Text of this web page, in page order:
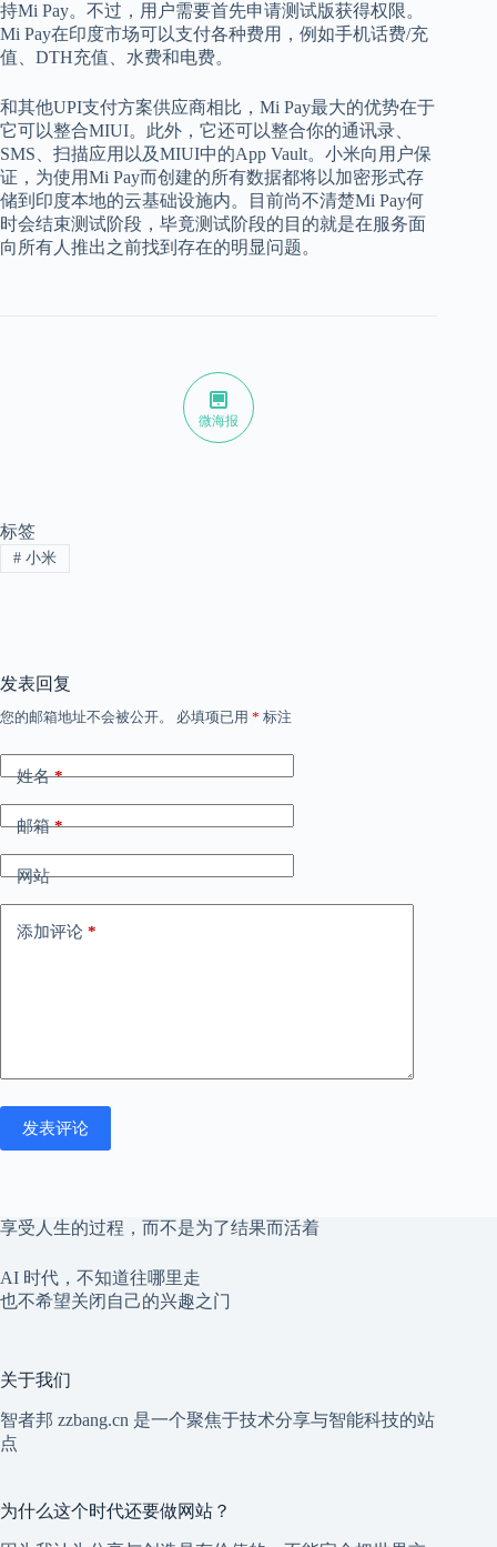
持Mi Pay。不过，用户需要首先申请测试版获得权限。
Mi Pay在印度市场可以支付各种费用，例如手机话费/充
值、DTH充值、水费和电费。
和其他UPI支付方案供应商相比，Mi Pay最大的优势在于
它可以整合MIUI。此外，它还可以整合你的通讯录、
SMS、扫描应用以及MIUI中的App Vault。小米向用户保
证，为使用Mi Pay而创建的所有数据都将以加密形式存
储到印度本地的云基础设施内。目前尚不清楚Mi Pay何
时会结束测试阶段，毕竟测试阶段的目的就是在服务面
向所有人推出之前找到存在的明显问题。
微海报
标签
#小米
发表回复
您的邮箱地址不会被公开。 必填项已用 * 标注
姓名*
邮箱*
网站
添加评论 *
发表评论
享受人生的过程，而不是为了结果而活着
AI 时代，不知道往哪里走
也不希望关闭自己的兴趣之门
关于我们
智者邦 zzbang.cn 是一个聚焦于技术分享与智能科技的站
点
为什么这个时代还要做网站？